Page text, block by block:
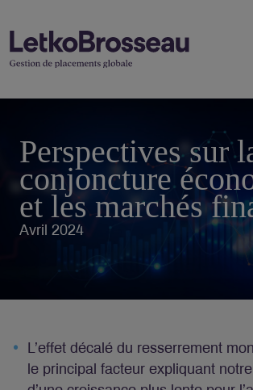
Perspectives sur
conjoncture
et les marchés
Avril 2024
L’effet décalé du resserrement
le principal facteur expliquant